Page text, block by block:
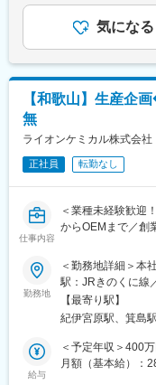
※自動化できない
■組織構成
■教育体制
釣具製造はほとん
で、現場にて先輩
プしていける環境
■仕事のおもしろさ
工）、塗装、組立
その中には人間の
積む度に作業の奥
使って生産してお
これら日本国内で
気になる
【和歌山】生産企
無
ライオンケミカル株式会社
正社員 転勤なし
仕事内容
＜業種未経験歓迎
からOEMまで／創
■業務内容：
当社で製造販売し
品、医薬部外品（
デザインの企画や
■業務詳細：
原料・資材の発注
勤務地
＜勤務地詳細＞本
駅：JRきのくに線
あり変更の範囲：
【最寄り駅】
紀伊宮原駅、箕島
給与
＜予定年収＞400
月額（基本給）：